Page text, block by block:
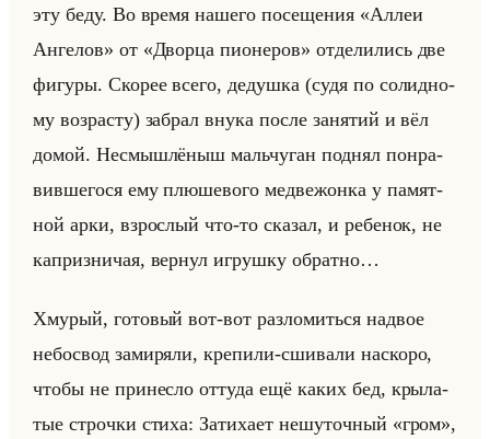
эту беду. Во время на­ше­го по­се­ще­ния «Аллеи
Ангелов» от «Дворца пионеров» от­де­ли­лись две
фи­гу­ры. Ско­рее всего, де­душ­ка (судя по со­лид­но­
му воз­рас­ту) за­брал внука после за­ня­тий и вёл
домой. Несмыш­лё­ныш мальчу­ган под­нял по­нра­
вив­ше­го­ся ему плю­ше­во­го мед­ве­жон­ка у па­мят­
ной арки, взрос­лый что-то ска­зал, и ре­бе­нок, не
ка­приз­ни­чая, вер­нул иг­руш­ку об­рат­но…
Хму­рый, го­то­вый вот-вот раз­ло­миться на­двое
небо­свод за­ми­ря­ли, кре­пи­ли-сши­ва­ли на­ско­ро,
чтобы не при­нес­ло от­ту­да ещё каких бед, кры­ла­
тые строч­ки стиха: За­ти­ха­ет нешу­точ­ный «гром»,